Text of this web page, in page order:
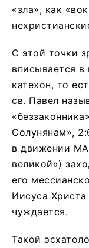
«зла», как
С этой точки
вписывается
катехон, то
св. Павел
Солунянам»,
в движении
великой»)
его
Иисуса
чуждается.
Такой